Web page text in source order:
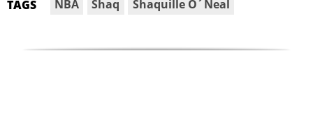
TAGS NBA Shaq Shaquille O´Neal